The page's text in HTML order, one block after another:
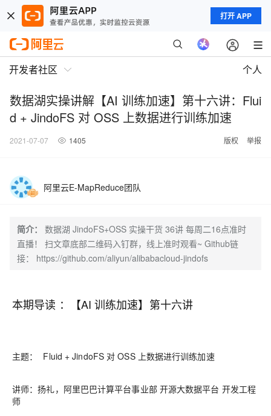
打开 APP
开发者社区 个人
数据湖实操讲解【AI 训练加速】第十六讲：Flui
d + JindoFS 对 OSS 上数据进行训练加速
2021-07-07 1405 版权 举报
阿里云E-MapReduce团队
简介：
数据湖 JindoFS+OSS 实操干货 36讲 每周二16点准时
直播！ 扫文章底部二维码入钉群，线上准时观看~ Github链
接： https://github.com/aliyun/alibabacloud-jindofs
本期导读 ：【AI 训练加速】第十六讲
主题：
Fluid + JindoFS 对 OSS 上数据进行训练加速
讲师：扬礼，阿里巴巴计算平台事业部 开源大数据平台 开发工程
师